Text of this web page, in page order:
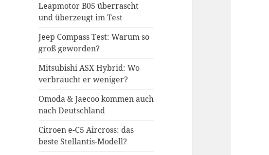
Leapmotor B05 überrascht
und überzeugt im Test
Jeep Compass Test: Warum so
groß geworden?
Mitsubishi ASX Hybrid: Wo
verbraucht er weniger?
Omoda & Jaecoo kommen auch
nach Deutschland
Citroen e-C5 Aircross: das
beste Stellantis-Modell?